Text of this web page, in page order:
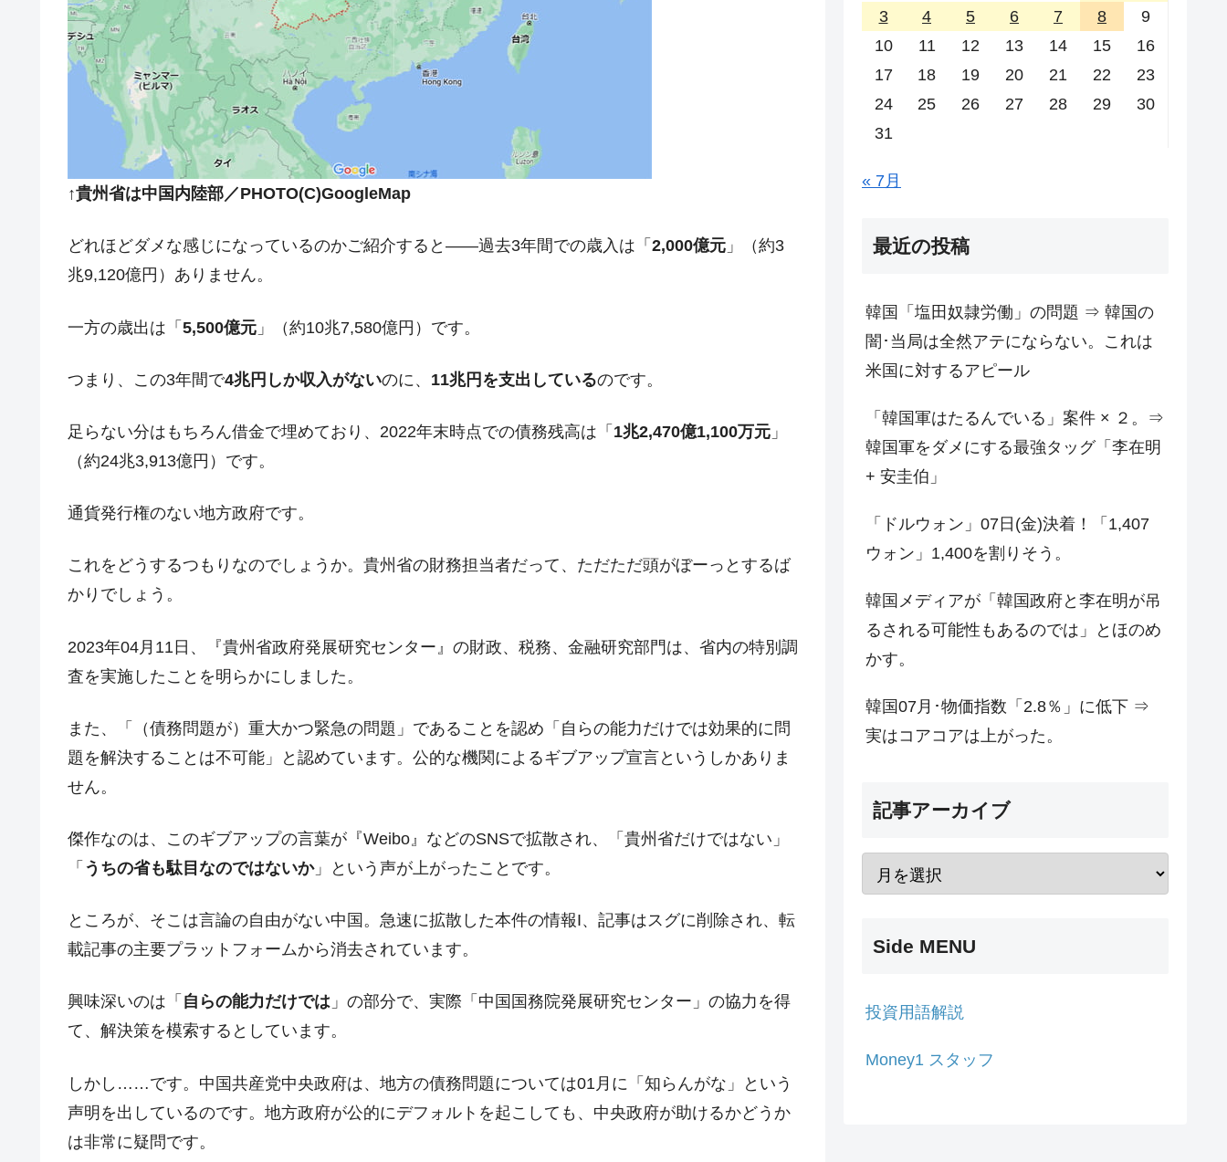
『Money1』 JPモルガン「韓国レバレッジETFの清算はほぼ終わった」
『Money1』 韓国『国民年金公団』株価暴落で200兆蒸発。
『Money1』 韓国政府「ニセＫ-ブランドを通報しようキャンペーン」⇒ あの名物教授も登場！
『Money1』 韓国「橋が落ちました」⇒ 耐久性「なさすぎ」では。
『Money1』 韓国鉄鋼最大手『POSCO』ズブズブ沈む。営業利益80.2％も減少
『Money1』
米国下院「韓国の公務員個人をターゲットにぶん殴る法案」提出！⇒ クーパン問題は合衆国企業に対
『Money1』 韓国ボンクラ政策室長･金容範、株価暴落に他人事のような発言。
『Money1』 韓国半導体『SKハイニックス』2026年2Qの業績「史上最高益」当期純利益は前年同期比13.4倍に。
Fact1 今話題の「楽天ライオンズ」とは？
Fact1 全て勝つといくら？ 競馬GI競走で勝利騎手がもらえる賞金とは？
Fact1 発表から2日で大崩壊、鳴かず飛ばずに終わりそうなスーパーリーグとは？
Fact1 甲子園通算本塁打、最多の清原に次いで多く打っている意外な選手とは？
↑貴州省は中国内陸部／PHOTO(C)GoogleMap
どれほどダメな感じになっているのかご紹介すると――過去3年間での歳入は「 2,000億元 」（約3
兆9,120億円）ありません。
一方の歳出は「 5,500億元 」（約10兆7,580億円）です。
つまり、この3年間で4兆円しか収入がないのに、 11兆円を支出しているのです。
足らない分はもちろん借金で埋めており、2022年末時点での債務残高は「 1兆2,470億1,100万元 」
（約24兆3,913億円）です。
通貨発行権のない地方政府です。
これをどうするつもりなのでしょうか。貴州省の財務担当者だって、ただただ頭がぼーっとするば
かりでしょう。
2023年04月11日、『貴州省政府発展研究センター』の財政、税務、金融研究部門は、省内の特別調
査を実施したことを明らかにしました。
また、「（債務問題が）重大かつ緊急の問題」であることを認め「自らの能力だけでは効果的に問
題を解決することは不可能」と認めています。公的な機関によるギブアップ宣言というしかありま
せん。
傑作なのは、このギブアップの言葉が『Weibo』などのSNSで拡散され、「貴州省だけではない」
「 うちの省も駄目なのではないか」という声が上がったことです。
ところが、そこは言論の自由がない中国。急速に拡散した本件の情報I、記事はスグに削除され、転
載記事の主要プラットフォームから消去されています。
興味深いのは「 自らの能力だけでは 」の部分で、実際「中国国務院発展研究センター」の協力を得
て、解決策を模索するとしています。
しかし……です。中国共産党中央政府は、地方の債務問題については01月に「知らんがな」という
声明を出しているのです。地方政府が公的にデフォルトを起こしても、中央政府が助けるかどうか
は非常に疑問です。
3
4 5 6 7 8
9
10
11 12 13 14 15
16
17
18 19 20 21 22
23
24
25 26 27 28 29
30
31
« 7月
最近の投稿
韓国「塩田奴隷労働」の問題 ⇒ 韓国の
闇･当局は全然アテにならない。これは
米国に対するアピール
「韓国軍はたるんでいる」案件 × ２。⇒
韓国軍をダメにする最強タッグ「李在明
+ 安圭伯」
「ドルウォン」07日(金)決着！「1,407
ウォン」1,400を割りそう。
韓国メディアが「韓国政府と李在明が吊
るされる可能性もあるのでは」とほのめ
かす。
韓国07月･物価指数「2.8％」に低下 ⇒
実はコアコアは上がった。
記事アーカイブ
Side MENU
投資用語解説
Money1 スタッフ